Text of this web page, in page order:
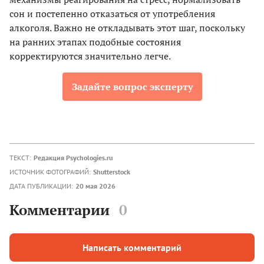
сон и постепенно отказаться от употребления
алкоголя. Важно не откладывать этот шаг, поскольку
на ранних этапах подобные состояния
корректируются значительно легче.
Задайте вопрос эксперту
ТЕКСТ: Редакция Psychologies.ru
ИСТОЧНИК ФОТОГРАФИЙ: Shutterstock
ДАТА ПУБЛИКАЦИИ: 20 мая 2026
Комментарии 0
Написать комментарий